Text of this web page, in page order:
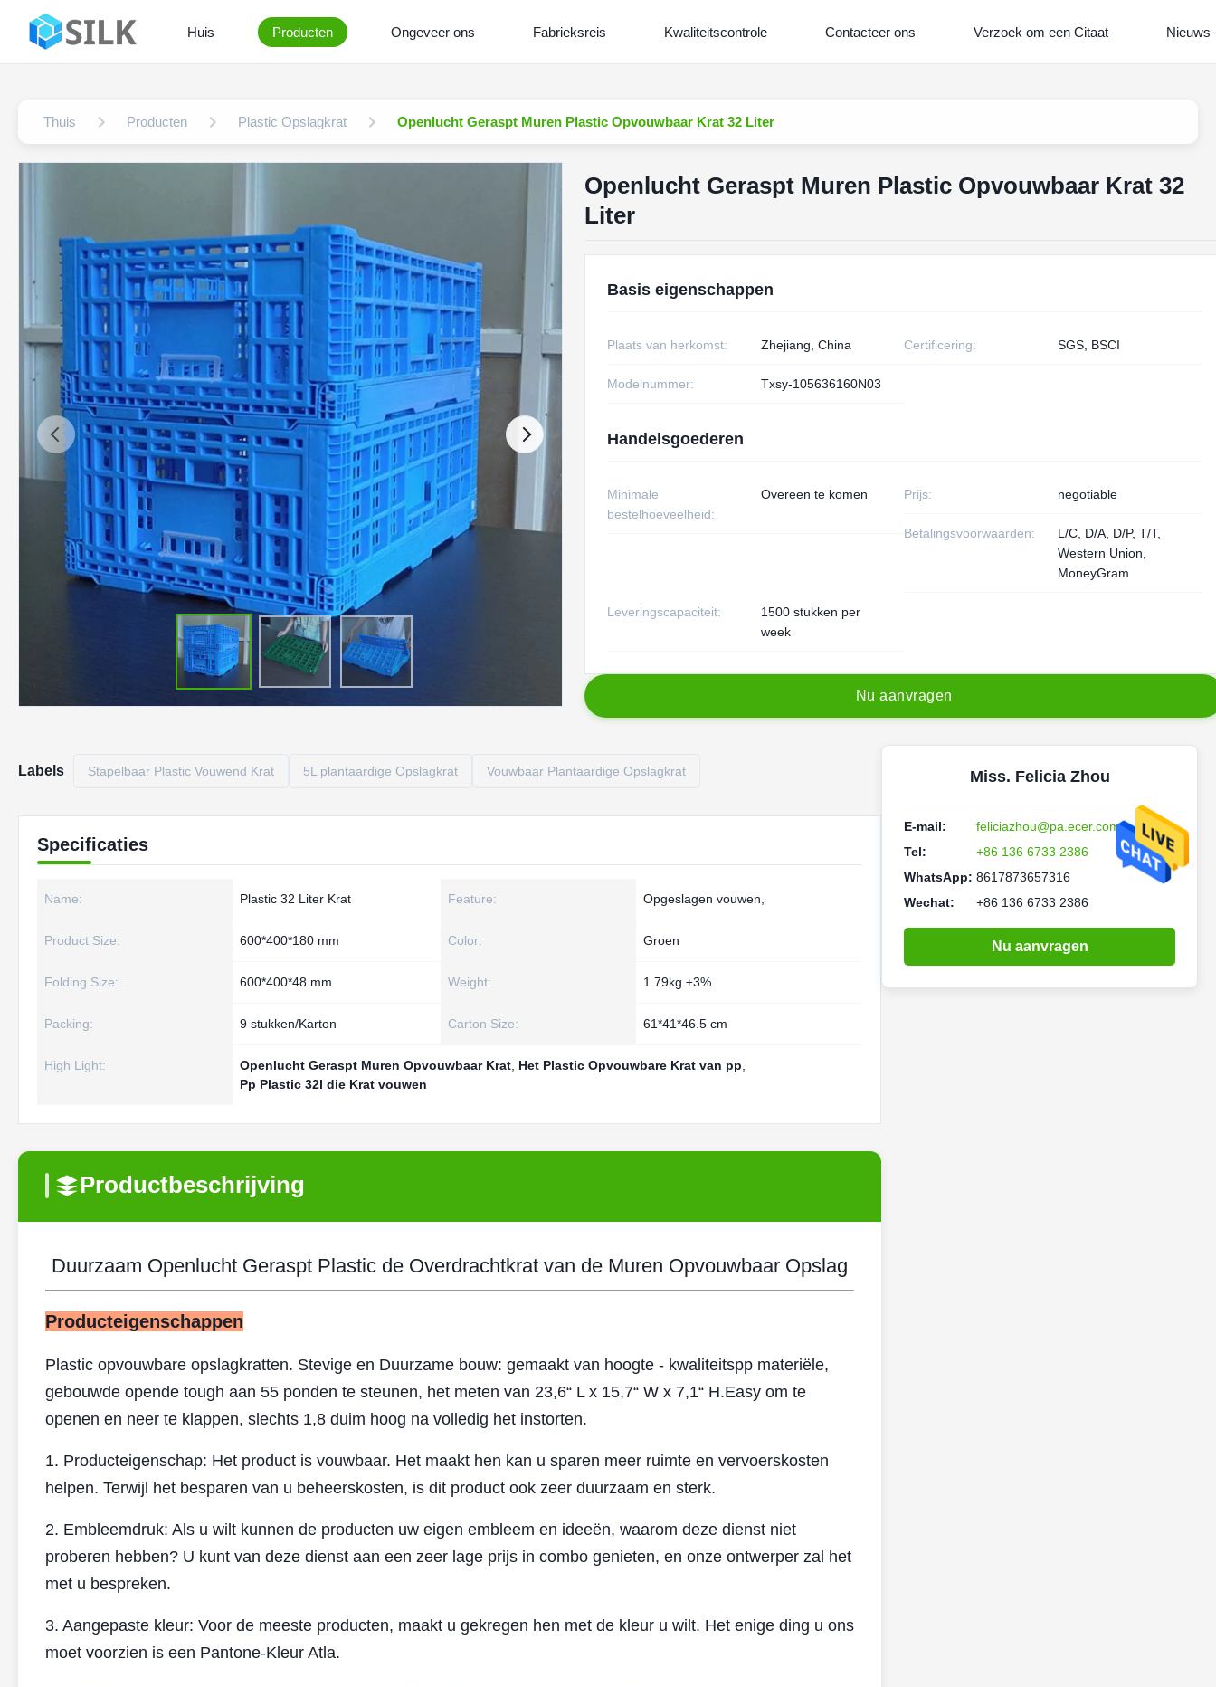
Huis Producten Ongeveer ons Fabrieksreis Kwaliteitscontrole Contacteer ons Verzoek om een Citaat Nieuws
Thuis Producten Plastic Opslagkrat Openlucht Geraspt Muren Plastic Opvouwbaar Krat 32 Liter
Openlucht Geraspt Muren Plastic Opvouwbaar Krat 32
Liter
Basis eigenschappen
Plaats van herkomst: Zhejiang, China Certificering: SGS, BSCI
Modelnummer: Txsy-105636160N03
Handelsgoederen
Minimale
bestelhoeveelheid:
Overeen te komen Prijs: negotiable
Betalingsvoorwaarden:
L/C, D/A, D/P, T/T,
Western Union,
MoneyGram
Leveringscapaciteit:
1500 stukken per
week
N u aanvragen
Labels Stapelbaar Plastic Vouwend Krat 5L plantaardige Opslagkrat Vouwbaar Plantaardige Opslagkrat
Specificaties
Name: Plastic 32 Liter Krat Feature: Opgeslagen vouwen,
Product Size: 600*400*180 mm Color: Groen
Folding Size: 600*400*48 mm Weight: 1.79kg ±3%
Packing: 9 stukken/Karton Carton Size: 61*41*46.5 cm
High Light: Openlucht Geraspt Muren Opvouwbaar Krat Het Plastic Opvouwbare Krat van pp
Pp Plastic 32l die Krat vouwen
Productbeschrijving
Duurzaam Openlucht Geraspt Plastic de Overdrachtkrat van de Muren Opvouwbaar Opslag
Producteigenschappen
Plastic opvouwbare opslagkratten. Stevige en Duurzame bouw: gemaakt van hoogte - kwaliteitspp materiële,
gebouwde opende tough aan 55 ponden te steunen, het meten van 23,6“ L x 15,7“ W x 7,1“ H.Easy om te
openen en neer te klappen, slechts 1,8 duim hoog na volledig het instorten.
1. Producteigenschap: Het product is vouwbaar. Het maakt hen kan u sparen meer ruimte en vervoerskosten
helpen. Terwijl het besparen van u beheerskosten, is dit product ook zeer duurzaam en sterk.
2. Embleemdruk: Als u wilt kunnen de producten uw eigen embleem en ideeën, waarom deze dienst niet
proberen hebben? U kunt van deze dienst aan een zeer lage prijs in combo genieten, en onze ontwerper zal het
met u bespreken.
3. Aangepaste kleur: Voor de meeste producten, maakt u gekregen hen met de kleur u wilt. Het enige ding u ons
moet voorzien is een Pantone-Kleur Atla.
Miss. Felicia Zhou
E-mail:
feliciazhou@pa.ecer.com
Tel:
+86 136 6733 2386
WhatsApp: 8617873657316
Wechat:
+86 136 6733 2386
Nu aanvragen